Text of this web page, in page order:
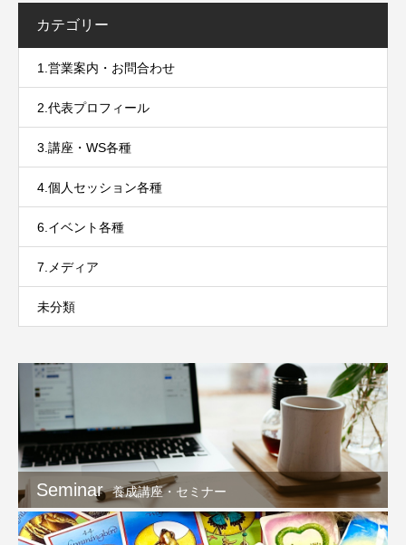
カテゴリー
1.営業案内・お問合わせ
2.代表プロフィール
3.講座・WS各種
4.個人セッション各種
6.イベント各種
7.メディア
未分類
Seminar 養成講座・セミナー